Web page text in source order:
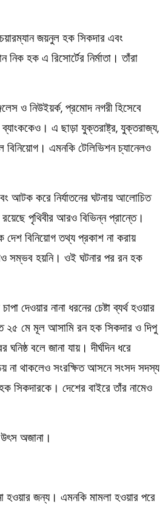
জয়নুল হক সিকদার এবং
নিক হক এ রিসোর্টের নির্মাতা। তাঁরা
ও নিউইয়র্ক, প্রমোদ নগরী হিসেবে
এ ছাড়া যুক্তরাষ্ট্র, যুক্তরাজ্য,
বিনিয়োগ। এমনকি টেলিভিশন চ্যানেলও
আটক করে নির্যাতনের ঘটনায় আলোচিত
পৃথিবীর আরও বিভিন্ন প্রান্তে।
বিনিয়োগ তথ্য প্রকাশ না করায়
সম্ভব হয়নি। ওই ঘটনার পর রন হক
দেওয়ার নানা ধরনের চেষ্টা ব্যর্থ হওয়ার
২৫ মে মূল আসামি রন হক সিকদার ও দিপু
বলে জানা যায়। দীর্ঘদিন ধরে
না থাকলেও সংরক্ষিত আসনে সংসদ সদস্য
সিকদারকে। দেশের বাইরে তাঁর নামেও
অজানা।
হওয়ার জন্য। এমনকি মামলা হওয়ার পরে